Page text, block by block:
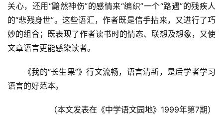
专
题
关心，还用“黯然神伤”的感情来“编织”一个“路遇”的残疾人
的“悲残身世”。这些语汇，作者既是信手拈来，又进行了巧
妙的组合；既表现了作者读书时的情态、联想及想象，又使
文章语言更能感染读者。
《我的“长生果”》行文流畅，语言清新，是后学者学习
语言的好范本。
（本文发表在《中学语文园地》1999年第7期）